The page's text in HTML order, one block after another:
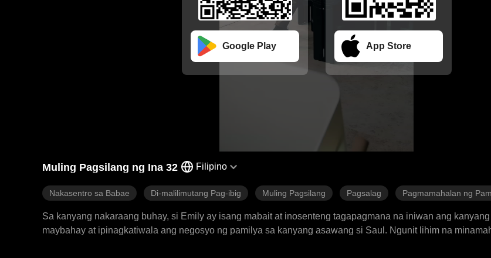
Google Play App Store
Muling Pagsilang ng Ina 32 Filipino
Nakasentro sa Babae Di-malilimutang Pag-ibig Muling Pagsilang Pagsalag Pagmamahalan ng
Sa kanyang nakaraang buhay, si Emily ay isang mabait at inosenteng tagapagmana na iniwan ang
maybahay at ipinagkatiwala ang negosyo ng pamilya sa kanyang asawang si Saul. Ngunit lihim na